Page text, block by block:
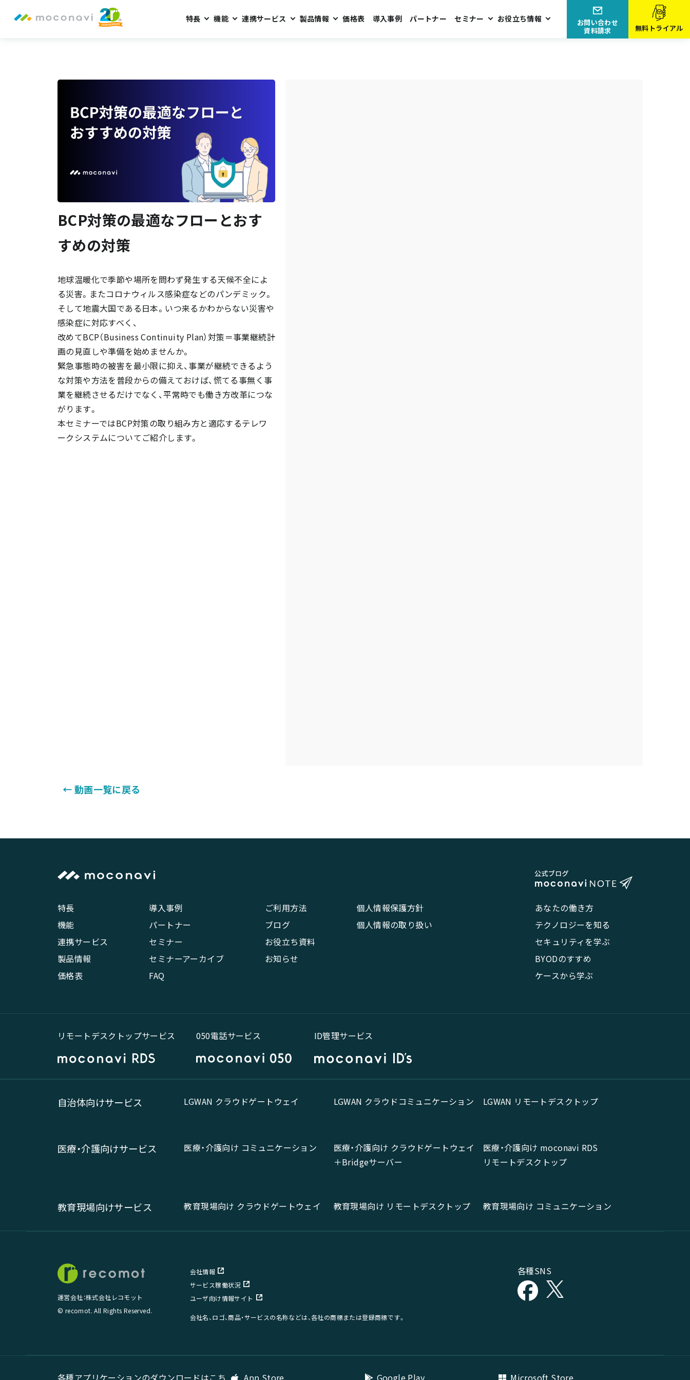
特長 機能 連携サービス 製品情報 価格表 導入事例 パートナー セミナー お役立ち情報
無料トライアル
お問い合わせ
資料請求
BCP対策の最適なフローと​おす
すめの対策
地球温暖化で季節や場所を問わず発生する天候不全によ
る災害。またコロナウィルス感染症などのパンデミック。
そして地震大国である日本。いつ来るかわからない災害や
感染症に対応すべく、
改めてBCP（Business Continuity Plan）対策＝事業継続計
画の見直しや準備を始めませんか。
緊急事態時の被害を最小限に抑え、事業が継続できるよう
な対策や方法を普段からの備えておけば、慌てる事無く事
業を継続させるだけでなく、平常時でも働き方改革につな
がります。
本セミナーではBCP対策の取り組み方と適応するテレワ
ークシステムについてご紹介します。
← 動画一覧に戻る
特長
機能
連携サービス
製品情報
価格表
導入事例
パートナー
セミナー
セミナーアーカイブ
FAQ
ご利用方法
ブログ
お役立ち資料
お知らせ
個人情報保護方針
個人情報の取り扱い
あなたの働き方
テクノロジーを知る
セキュリティを学ぶ
BYODのすすめ
ケースから学ぶ
リモートデスクトップサービス 050電話サービス ID管理サービス
自治体向けサービス LGWAN クラウドゲートウェイ LGWAN クラウドコミュニケーション LGWAN リモートデスクトップ
医療・介護向けサービス 医療・介護向け コミュニケーション
医療・介護向け クラウドゲートウェイ
＋Bridgeサーバー
医療・介護向け moconavi RDS
リモートデスクトップ
教育現場向けサービス 教育現場向け クラウドゲートウェイ 教育現場向け リモートデスクトップ 教育現場向け コミュニケーション
運営会社：株式会社レコモット
© recomot. All Rights Reserved.
会社情報
サービス稼働状況
ユーザ向け情報サイト
会社名、ロゴ、商品・サービスの名称などは、各社の商標または登録商標です。
各種SNS